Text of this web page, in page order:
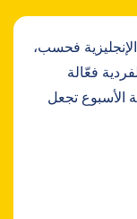
فحسب،
فعّالة
الأسبوع تجعل